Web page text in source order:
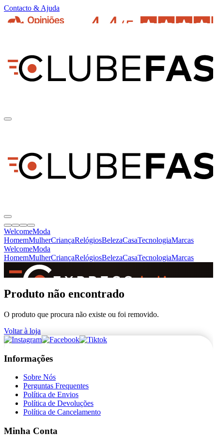
Contacto & Ajuda
WelcomeModa
HomemMulherCriançaRelógiosBelezaCasaTecnologiaMarcas
WelcomeModa
HomemMulherCriançaRelógiosBelezaCasaTecnologiaMarcas
+de 36.000 reviews
Produto não encontrado
O produto que procura não existe ou foi removido.
Voltar à loja
Informações
Sobre Nós
Perguntas Frequentes
Política de Envios
Política de Devoluções
Política de Cancelamento
Minha Conta